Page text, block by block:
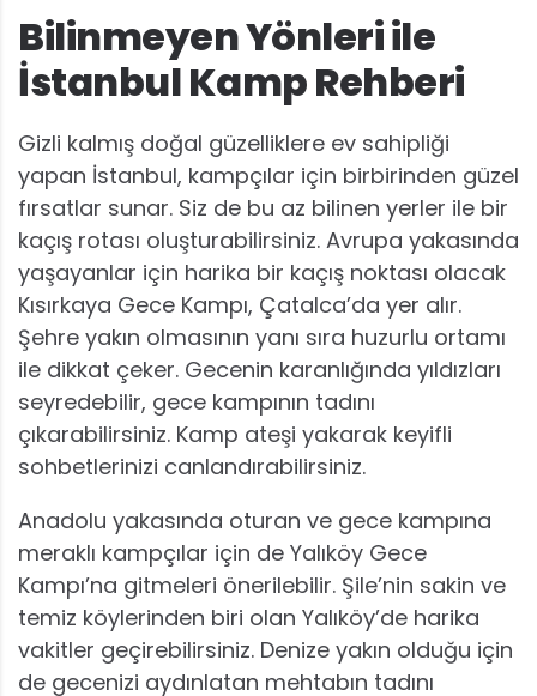
Bilinmeyen Yönleri ile
İstanbul Kamp Rehberi
Gizli kalmış doğal güzelliklere ev sahipliği
yapan İstanbul, kampçılar için birbirinden güzel
fırsatlar sunar. Siz de bu az bilinen yerler ile bir
kaçış rotası oluşturabilirsiniz. Avrupa yakasında
yaşayanlar için harika bir kaçış noktası olacak
Kısırkaya Gece Kampı, Çatalca’da yer alır.
Şehre yakın olmasının yanı sıra huzurlu ortamı
ile dikkat çeker. Gecenin karanlığında yıldızları
seyredebilir, gece kampının tadını
çıkarabilirsiniz. Kamp ateşi yakarak keyifli
sohbetlerinizi canlandırabilirsiniz.
Anadolu yakasında oturan ve gece kampına
meraklı kampçılar için de Yalıköy Gece
Kampı’na gitmeleri önerilebilir. Şile’nin sakin ve
temiz köylerinden biri olan Yalıköy’de harika
vakitler geçirebilirsiniz. Denize yakın olduğu için
de gecenizi aydınlatan mehtabın tadını